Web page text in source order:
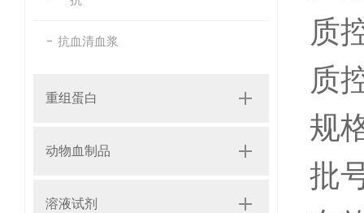
抗血清血浆
重组蛋白
动物血制品
溶液试剂
质
质
规
批